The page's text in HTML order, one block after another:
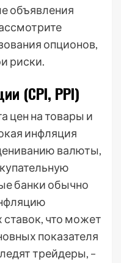
объявления
опционов,
риски.
(CPI, PPI)
цен на товары и
инфляция
валюты,
банки обычно
что может
показателя
трейдеры, –